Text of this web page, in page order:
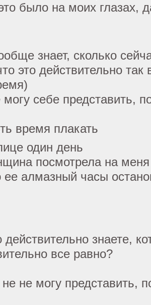
было на моих глазах,
знает, сколько
это действительно так
себе представить,
время плакать
один день
посмотрела на меня
ее алмазный часы
действительно знаете,
все равно?
не могу представить,